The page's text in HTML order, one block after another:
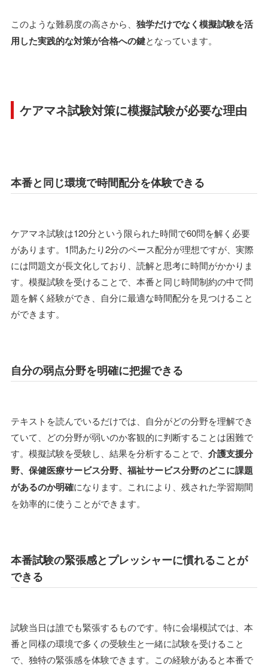
このような難易度の高さから、 独学だけでなく模擬試験を活
用した実践的な対策が合格への鍵となっています。
ケアマネ試験対策に模擬試験が必要な理由
本番と同じ環境で時間配分を体験できる
ケアマネ試験は120分という限られた時間で60問を解く必要
があります。1問あたり2分のペース配分が理想ですが、実際
には問題文が長文化しており、読解と思考に時間がかかりま
す。模擬試験を受けることで、本番と同じ時間制約の中で問
題を解く経験ができ、自分に最適な時間配分を見つけること
ができます。
自分の弱点分野を明確に把握できる
テキストを読んでいるだけでは、自分がどの分野を理解でき
ていて、どの分野が弱いのか客観的に判断することは困難で
す。模擬試験を受験し、結果を分析することで、 介護支援分
野、保健医療サービス分野、福祉サービス分野のどこに課題
があるのか明確になります。これにより、残された学習期間
を効率的に使うことができます。
本番試験の緊張感とプレッシャーに慣れることが
できる
試験当日は誰でも緊張するものです。特に会場模試では、本
番と同様の環境で多くの受験生と一緒に試験を受けること
で、独特の緊張感を体験できます。この経験があると本番で